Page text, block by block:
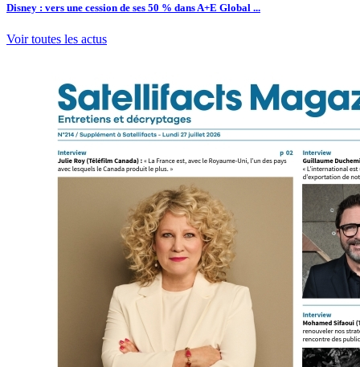
Disney : vers une cession de ses 50 % dans A+E Global ...
Voir toutes les actus